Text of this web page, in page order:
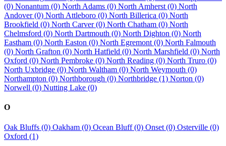
(0) Nonantum (0) North Adams (0) North Amherst (0) North
Andover (0) North Attleboro (0) North Billerica (0) North
Brookfield (0) North Carver (0) North Chatham (0) North
Chelmsford (0) North Dartmouth (0) North Dighton (0) North
Eastham (0) North Easton (0) North Egremont (0) North Falmouth
(0) North Grafton (0) North Hatfield (0) North Marshfield (0) North
Oxford (0) North Pembroke (0) North Reading (0) North Truro (0)
North Uxbridge (0) North Waltham (0) North Weymouth (0)
Northampton (0) Northborough (0) Northbridge (1) Norton (0)
Norwell (0) Nutting Lake (0)
O
Oak Bluffs (0) Oakham (0) Ocean Bluff (0) Onset (0) Osterville (0)
Oxford (1)